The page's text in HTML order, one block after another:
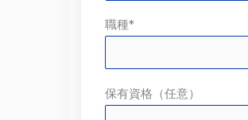
職種*
保有資格（任意）